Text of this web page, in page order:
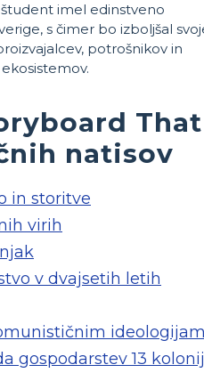
imel edinstveno
s čimer bo izboljšal
potrošnikov in
That
natisov
in storitve
virih
v dvajsetih letih
gospodarstev 13 kolonij